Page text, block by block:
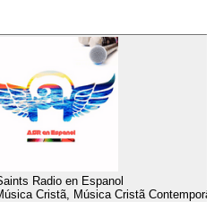
Radio en Espanol
Cristã, Música Cristã